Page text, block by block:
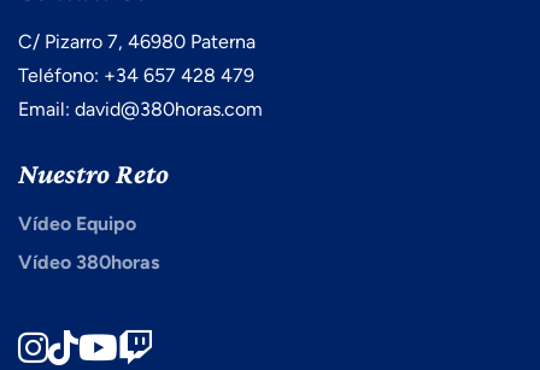
C/ Pizarro 7, 46980 Paterna
Teléfono: +34 657 428 479
Email: david@380horas.com
Nuestro Reto
Vídeo Equipo
Vídeo 380horas
Instagram
TikTokYoutube